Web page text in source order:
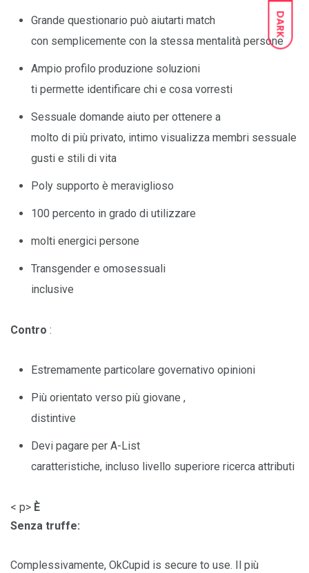
DARK
Grande questionario può aiutarti match
con semplicemente con la stessa mentalità persone
Ampio profilo produzione soluzioni
ti permette identificare chi e cosa vorresti
Sessuale domande aiuto per ottenere a
molto di più privato, intimo visualizza membri sessuale
gusti e stili di vita
Poly supporto è meraviglioso
100 percento in grado di utilizzare
molti energici persone
Transgender e omosessuali
inclusive
Contro :
Estremamente particolare governativo opinioni
Più orientato verso più giovane ,
distintive
Devi pagare per A-List
caratteristiche, incluso livello superiore ricerca attributi
< p> È
Senza truffe:
Complessivamente, OkCupid is secure to use. Il più